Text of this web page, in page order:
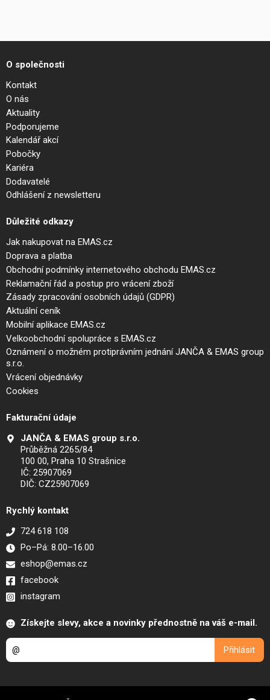
O společnosti
Kontakt
O nás
Aktuality
Podporujeme
Kalendář akcí
Pobočky
Kariéra
Dodavatelé
Odhlášení z newsletteru
Důležité odkazy
Jak nakupovat na EMAS.cz
Doprava a platba
Obchodní podmínky internetového obchodu EMAS.cz
Reklamační řád a postup pro vrácení zboží
Zásady zpracování osobních údajů (GDPR)
Aktuální ceník
Mobilní aplikace EMAS.cz
Velkoobchodní spolupráce s EMAS.cz
Oznámení o možném protiprávním jednání JANČA & EMAS group
s.r.o.
Vrácení objednávky
Cookies
Fakturační údaje
JANČA & EMAS group s.r.o.
Průběžná 2265/84
100 00, Praha 10 Strašnice
IČ: 25907069
DIČ: CZ25907069
Rychlý kontakt
724 618 108
Po–Pá: 8.00–16.00
eshop@emas.cz
facebook
instagram
Získejte slevy, akce a novinky přednostně na váš e-mail.